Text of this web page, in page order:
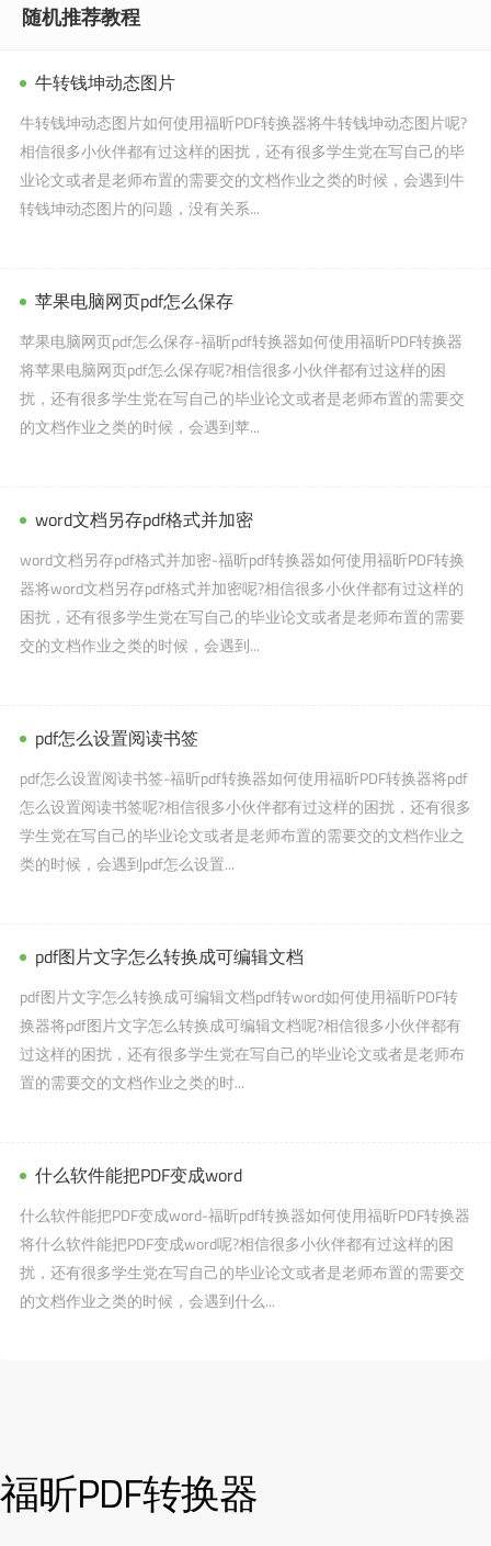
随机推荐教程
牛转钱坤动态图片
牛转钱坤动态图片如何使用福昕PDF转换器将牛转钱坤动态图片呢?
相信很多小伙伴都有过这样的困扰，还有很多学生党在写自己的毕
业论文或者是老师布置的需要交的文档作业之类的时候，会遇到牛
转钱坤动态图片的问题，没有关系...
苹果电脑网页pdf怎么保存
苹果电脑网页pdf怎么保存-福昕pdf转换器如何使用福昕PDF转换器
将苹果电脑网页pdf怎么保存呢?相信很多小伙伴都有过这样的困
扰，还有很多学生党在写自己的毕业论文或者是老师布置的需要交
的文档作业之类的时候，会遇到苹...
word文档另存pdf格式并加密
word文档另存pdf格式并加密-福昕pdf转换器如何使用福昕PDF转换
器将word文档另存pdf格式并加密呢?相信很多小伙伴都有过这样的
困扰，还有很多学生党在写自己的毕业论文或者是老师布置的需要
交的文档作业之类的时候，会遇到...
pdf怎么设置阅读书签
pdf怎么设置阅读书签-福昕pdf转换器如何使用福昕PDF转换器将pdf
怎么设置阅读书签呢?相信很多小伙伴都有过这样的困扰，还有很多
学生党在写自己的毕业论文或者是老师布置的需要交的文档作业之
类的时候，会遇到pdf怎么设置...
pdf图片文字怎么转换成可编辑文档
pdf图片文字怎么转换成可编辑文档pdf转word如何使用福昕PDF转
换器将pdf图片文字怎么转换成可编辑文档呢?相信很多小伙伴都有
过这样的困扰，还有很多学生党在写自己的毕业论文或者是老师布
置的需要交的文档作业之类的时...
什么软件能把PDF变成word
什么软件能把PDF变成word-福昕pdf转换器如何使用福昕PDF转换器
将什么软件能把PDF变成word呢?相信很多小伙伴都有过这样的困
扰，还有很多学生党在写自己的毕业论文或者是老师布置的需要交
的文档作业之类的时候，会遇到什么...
福昕PDF转换器